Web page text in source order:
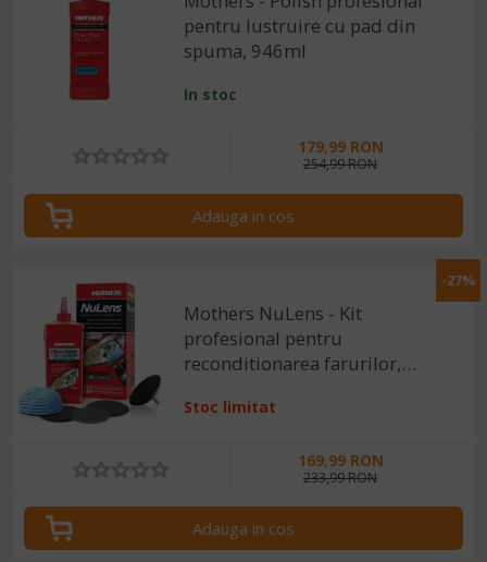
pentru lustruire cu pad din
spuma, 946ml
In stoc
179,99 RON
254,99 RON
Adauga in cos
-27%
Mothers NuLens - Kit
profesional pentru
reconditionarea farurilor,
Stoc limitat
169,99 RON
233,99 RON
Adauga in cos